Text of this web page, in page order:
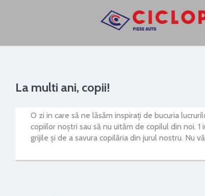
La multi ani, copii!
O zi in care să ne lăsăm inspiraţi de bucuria
copiilor noștri sau să nu uităm de copilul din noi.
grijile și de a savura copilăria din jurul nostru. Nu